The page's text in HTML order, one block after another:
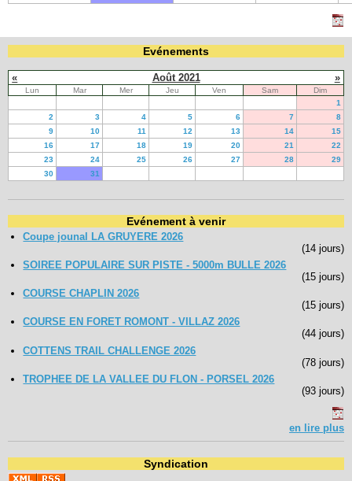
Evénements
« Août 2021 »
Lun Mar Mer Jeu Ven Sam
Dim
1
2
3 4 5 6 7
8
9
10 11 12 13 14
15
16
17 18 19 20 21
22
23
24 25 26 27 28
29
30
31
Evénement à venir
Coupe jounal LA GRUYERE 2026
(14 jours)
SOIREE POPULAIRE SUR PISTE - 5000m BULLE 2026
(15 jours)
COURSE CHAPLIN 2026
(15 jours)
COURSE EN FORET ROMONT - VILLAZ 2026
(44 jours)
COTTENS TRAIL CHALLENGE 2026
(78 jours)
TROPHEE DE LA VALLEE DU FLON - PORSEL 2026
(93 jours)
en lire plus
Syndication